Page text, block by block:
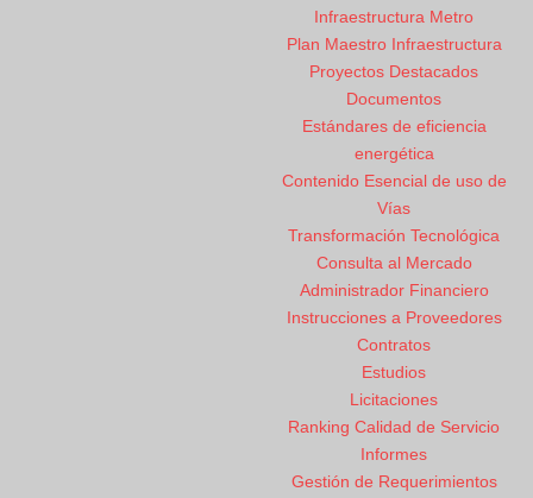
Infraestructura Metro
Plan Maestro Infraestructura
Proyectos Destacados
Documentos
Estándares de eficiencia
energética
Contenido Esencial de uso de
Vías
Transformación Tecnológica
Consulta al Mercado
Administrador Financiero
Instrucciones a Proveedores
Contratos
Estudios
Licitaciones
Ranking Calidad de Servicio
Informes
Gestión de Requerimientos